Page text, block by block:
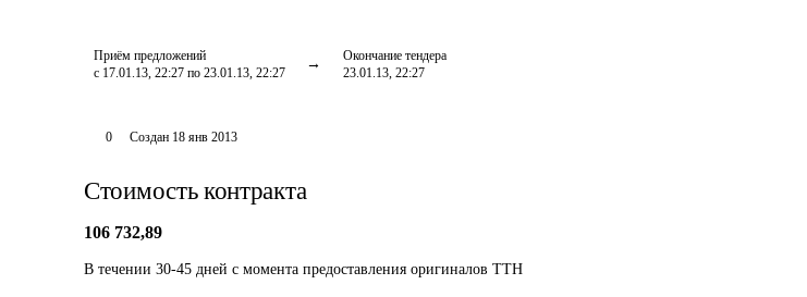
Приём предложений
с 17.01.13, 22:27 по 23.01.13, 22:27
Окончание тендера
23.01.13, 22:27
0 Создан 18 янв 2013
Стоимость контракта
106 732,89
В течении 30-45 дней с момента предоставления оригиналов ТТН